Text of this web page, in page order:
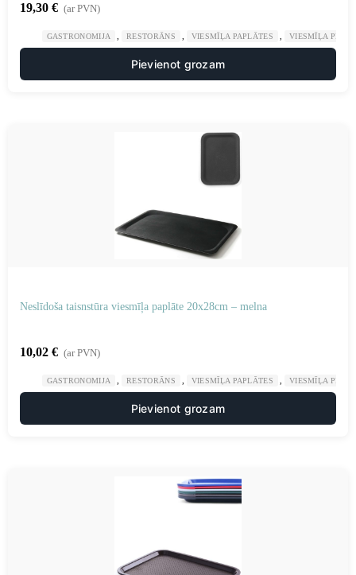
19,30 € (ar PVN)
GASTRONOMIJA RESTORĀNS VIESMĪĻA PAPLĀTES VIESMĪĻA
Pievienot grozam
Neslīdoša taisnstūra viesmīļa paplāte 20x28cm – melna
10,02 € (ar PVN)
GASTRONOMIJA RESTORĀNS VIESMĪĻA PAPLĀTES VIESMĪĻA
Pievienot grozam